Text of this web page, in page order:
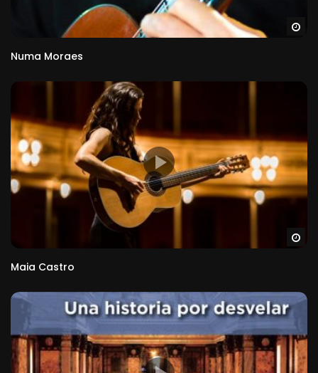
Numa Moraes
Maia Castro